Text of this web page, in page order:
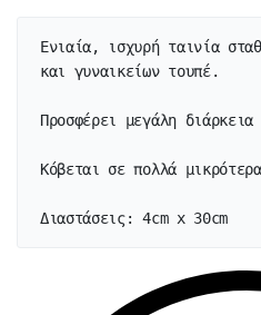
Ενιαία, ισχυρή ταινία
και γυναικείων τουπέ.
Προσφέρει μεγάλη
Κόβεται σε πολλά
Διαστάσεις: 4cm x 30cm